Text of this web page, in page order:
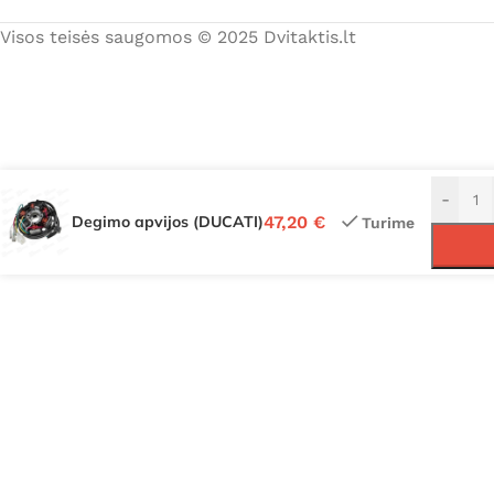
Visos teisės saugomos © 2025 Dvitaktis.lt
Degimo apvijos (DUCATI)47,20 € Turime
-